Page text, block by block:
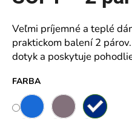
hviezdičiek.
Veľmi príjemné a teplé
praktickom balení 2
dotyk a poskytuje
FARBA
j
s
ť
?